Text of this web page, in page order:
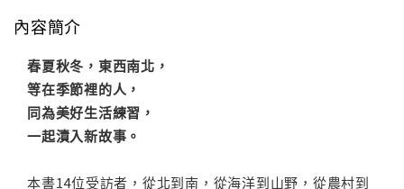
內容簡介
春夏秋冬，東西南北，
等在季節裡的人，
同為美好生活練習，
一起漬入新故事。
本書14位受訪者，從北到南，從海洋到山野，從農村到